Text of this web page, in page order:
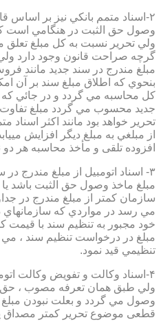
۲-اسناد متمم بانكي نيز بر اساس
وصول حق الثبت در هنگامي است
ولي تحرير نسبت به كل مبلغ تعلق
گرچه صراحت قانون وجود دارد
مبلغ مندرج در سند جديد مانند
بنحوي كه اطلاق مبلغ سند بر آن
كل محاسبه مي گردد و در جائي كه
جديد محسوب مي گردد مبلغ
تحرير خواهد بود مانند اكثر
از مبلغي به مبلغ ديگر افزايش
افزوده تلقی و مأخذ محاسبه هر
۳- اسناد اتومبيل از مبلغ مندرج
مبلغ ماخذ وصول حق الثبت باشد
سازمان كمتر از مبلغ مندرج در
مي رسد در مواردي كه سازمانهاي
خود مجبور به تنظيم سند با قيمت
مبلغ در درخواست تنظيم سند ، مي
تنظيمي قيد نمود.
۴-اسناد وكالت و تفويض وكالت
ولي طبق همان تعرفه مصوب ، حق
وصول مي گردد و بعلت نبودن مبلغ
قطعی موضوع تحریر کمتر مصداق